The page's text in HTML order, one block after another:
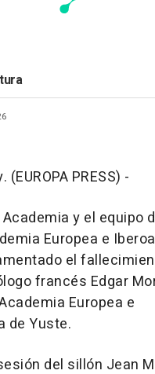
(EUROPA PRESS) -
y el equipo
Europea e
el
francés Edgar
Europea e
de Yuste.
del sillón Jean